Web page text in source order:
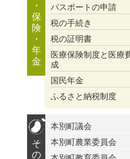
・
保
険
・
年
金
パスポートの申請
税の手続き
税の証明書
医療保険制度と医療
成
国民年金
ふるさと納税制度
そ
の
本別町議会
本別町農業委員会